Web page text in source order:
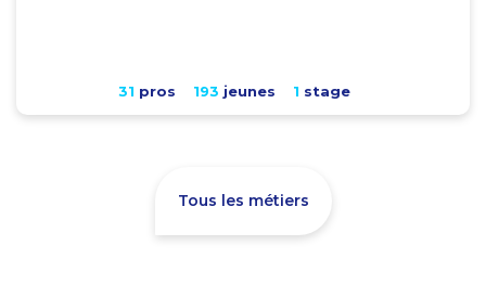
31 pros 193 jeunes 1 stage
Tous les métiers